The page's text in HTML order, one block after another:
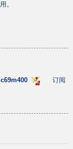
。
订阅